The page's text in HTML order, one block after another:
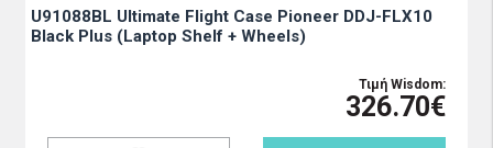
U91088BL Ultimate Flight Case Pioneer DDJ-FLX10
Black Plus (Laptop Shelf + Wheels)
Τιμή Wisdom:
326.70€